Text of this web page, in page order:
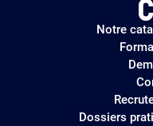
Notre
Dossiers